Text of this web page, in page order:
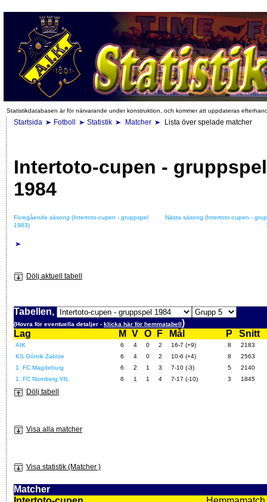
Statistikdatabasen är för närvarande under konstruktion, och kommer att uppdateras
Startsida Fotboll Statistik Matcher Lista över spelade matcher
Intertoto-cupen - gruppspel
1984
Föregående säsong (Intertoto-cupen - gruppspel
1983)
Nästa säsong (Intertoto-cupen -
Dölj aktuell tabell
Tabellen,
(Hovra för eventuella detaljer - klicka här för hemmatabell)
Lag
M V O F Mål P Snitt
AIK 6 4 0 2 16-7 (+9) 8
2183
KS Górnik Zabrze
6 4 0 2 10-6 (+4) 8
2563
1. FC Magdeburg
6 2 1 3 7-10 (-3) 5
2140
1. FC Nürnberg VfL
6 1 1 4 7-17 (-10) 3 1845
Dölj tabell
Visa alla matcher
Visa statistik (Matcher )
Matcher